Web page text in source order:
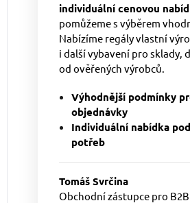
individuální cenovou
pomůžeme s výběrem
Nabízíme regály vlastní
i další vybavení pro sklady,
od ověřených výrobců.
Výhodnější podmínky
objednávky
Individuální nabídka
potřeb
Tomáš Svrčina
Obchodní zástupce pro B2B